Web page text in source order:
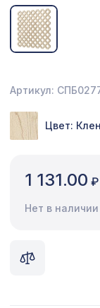
Натуральные
Плинтусы
Распродажа
Экраны для
Артикул:
Цвет: Клен
1 131.00 ₽
Нет в наличии